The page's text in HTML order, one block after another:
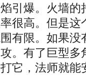
引爆。火墙的
很高。但是这
有限。如果没
。有了巨型多
它，法师就能